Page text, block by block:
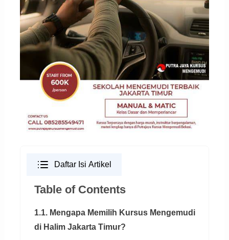
Daftar Isi Artikel
Table of Contents
1.1. Mengapa Memilih Kursus Mengemudi
di Halim Jakarta Timur?